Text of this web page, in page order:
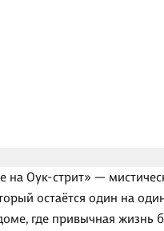
на Оук-стрит» —
остаётся один на
где привычная жизнь